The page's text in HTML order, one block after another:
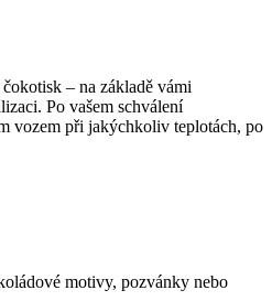
– na základě vámi
Po vašem schválení
vozem při jakýchkoliv teplotách, po
motivy, pozvánky nebo